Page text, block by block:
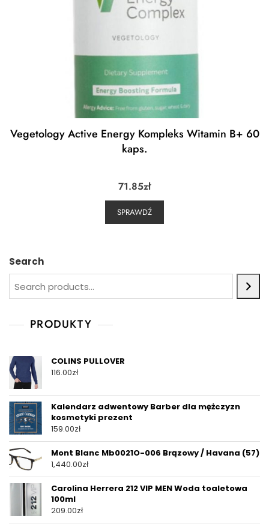
Vegetology Active Energy Kompleks Witamin B+ 60
kaps.
71.85zł
SPRAWDŹ
Search
PRODUKTY
COLINS PULLOVER
116.00zł
Kalendarz adwentowy Barber dla mężczyzn
kosmetyki prezent
159.00zł
Mont Blanc Mb0021O-006 Brązowy / Havana (57)
1,440.00zł
Carolina Herrera 212 VIP MEN Woda toaletowa
100ml
209.00zł